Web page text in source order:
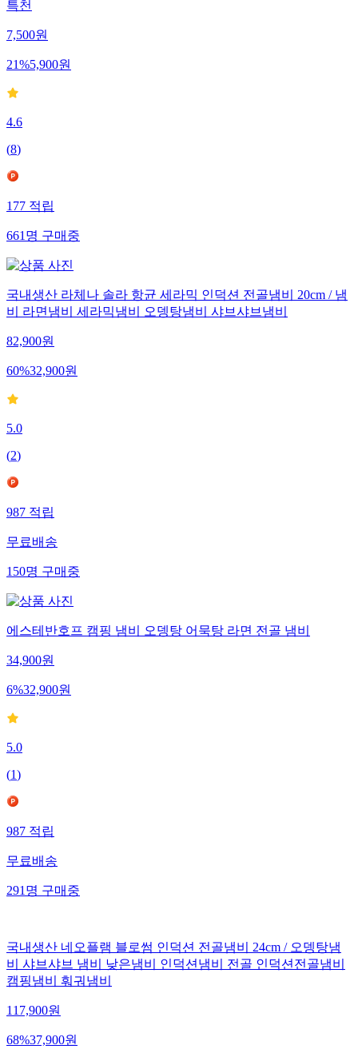
특천
7,500원
21%5,900원
4.6
(8)
177적립
661명구매중
국내생산 라체나 솔라 항균 세라믹 인덕션 전골냄비 20cm / 냄
비 라면냄비 세라믹냄비 오뎅탕냄비 샤브샤브냄비
82,900원
60%32,900원
5.0
(2)
987적립
무료배송
150명구매중
에스테반호프 캠핑 냄비 오뎅탕 어묵탕 라면 전골 냄비
34,900원
6%32,900원
5.0
(1)
987적립
무료배송
291명구매중
국내생산 네오플램 블로썸 인덕션 전골냄비 24cm / 오뎅탕냄
비 샤브샤브 냄비 낮은냄비 인덕션냄비 전골 인덕션전골냄비
캠핑냄비 훠궈냄비
117,900원
68%37,900원